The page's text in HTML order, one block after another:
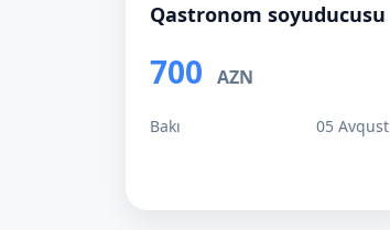
Qastronom soyuducusu
700 AZN
Bakı 05 Avqust